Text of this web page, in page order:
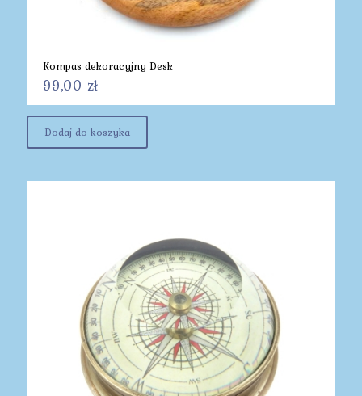
Kompas dekoracyjny Desk
99,00 zł
Dodaj do koszyka